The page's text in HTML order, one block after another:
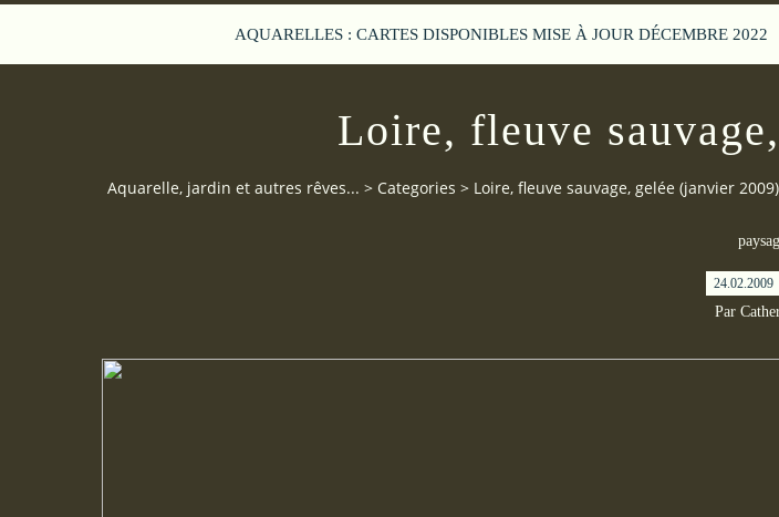
AQUARELLES : CARTES DISPONIBLES MISE À JOUR DÉCEMBRE 2022
Loire, fleuve
Aquarelle, jardin et autres rêves... > Categories > Loire, fleuve sauvage, gelée (janvier 2009)
24.02.2009
Par